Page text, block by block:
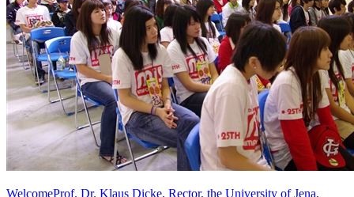
WelcomeProf. Dr. Klaus Dicke, Rector, the University of Jena,